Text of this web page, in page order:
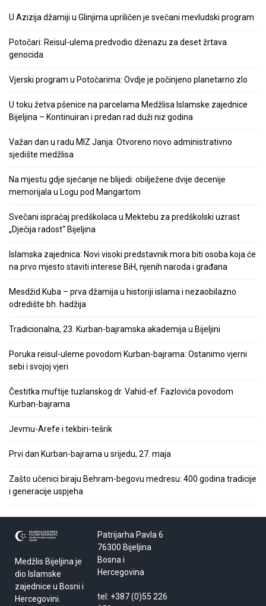
U Azizija džamiji u Glinjima upriličen je svečani mevludski program
Potočari: Reisul-ulema predvodio dženazu za deset žrtava
genocida
Vjerski program u Potočarima: Ovdje je počinjeno planetarno zlo
U toku žetva pšenice na parcelama Medžlisa Islamske zajednice
Bijeljina – Kontinuiran i predan rad duži niz godina
Važan dan u radu MIZ Janja: Otvoreno novo administrativno
sjedište medžlisa
Na mjestu gdje sjećanje ne blijedi: obilježene dvije decenije
memorijala u Logu pod Mangartom
Svečani ispraćaj predškolaca u Mektebu za predškolski uzrast
„Dječija radost“ Bijeljina
Islamska zajednica: Novi visoki predstavnik mora biti osoba koja će
na prvo mjesto staviti interese BiH, njenih naroda i građana
Mesdžid Kuba – prva džamija u historiji islama i nezaobilazno
odredište bh. hadžija
Tradicionalna, 23. Kurban-bajramska akademija u Bijeljini
Poruka reisul-uleme povodom Kurban-bajrama: Ostanimo vjerni
sebi i svojoj vjeri
Čestitka muftije tuzlanskog dr. Vahid-ef. Fazlovića povodom
Kurban-bajrama
Jevmu-Arefe i tekbiri-tešrik
Prvi dan Kurban-bajrama u srijedu, 27. maja
Zašto učenici biraju Behram-begovu medresu: 400 godina tradicije
i generacije uspjeha
Medžlis Bijeljina je
dio Islamske
zajednice u Bosni i
Hercegovini.
Patrijarha Pavla 6
76300 Bijeljina
Bosna i
Hercegovina
tel: +387 (0)55 226